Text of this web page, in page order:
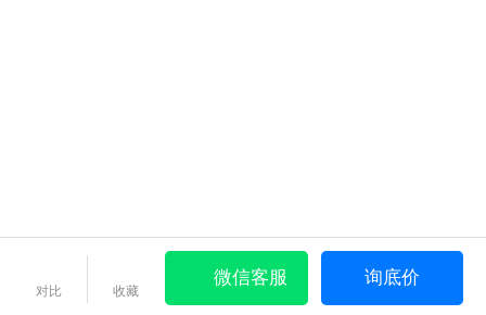
对比 收藏
微信客服 询底价